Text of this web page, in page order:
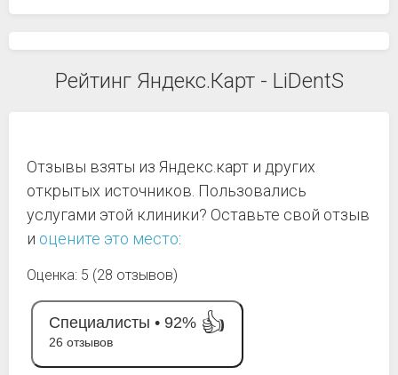
Рейтинг Яндекс.Карт - LiDentS
Отзывы взяты из Яндекс.карт и других
открытых источников. Пользовались
услугами этой клиники? Оставьте свой отзыв
и оцените это место:
Оценка: 5 (28 отзывов)
Специалисты • 92% 👍
26 отзывов